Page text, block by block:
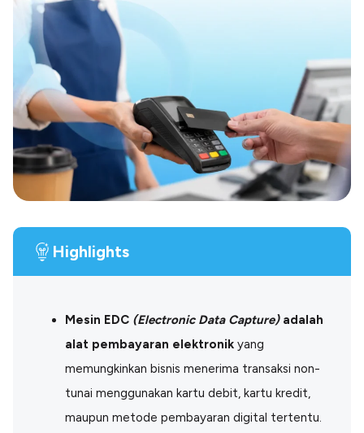
Paper XB
Bayar luar negeri pakai kartu kredit
Kartu Kredit Bisnis
Paper Card
Satu kartu untuk bisnis & personal
Paper Horizon
Kartu korporat expense terlengkap
Solusi Industri
Konstruksi
Lainnya
Open API
Blog
Kumpulan tips dan informasi bisnis
Highlights
Mesin EDC (Electronic Data Capture)adalah
alat pembayaran elektronik yang
memungkinkan bisnis menerima transaksi non-
tunai menggunakan kartu debit, kartu kredit,
maupun metode pembayaran digital tertentu.